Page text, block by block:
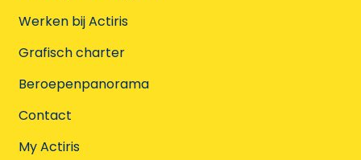
Werken bij Actiris
Grafisch charter
Beroepenpanorama
Contact
My Actiris